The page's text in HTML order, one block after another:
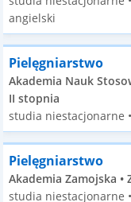
angielski
Pielęgniarstwo
Akademia Nauk
II stopnia
studia niestacjonarne
Pielęgniarstwo
Akademia Zamojska •
studia niestacjonarne